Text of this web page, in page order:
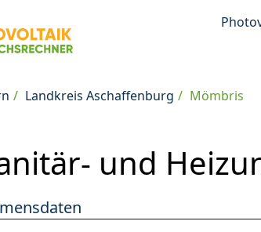
Landkreis Aschaffenburg Mömbris
und